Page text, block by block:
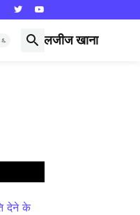
लजीज खाना
देने के